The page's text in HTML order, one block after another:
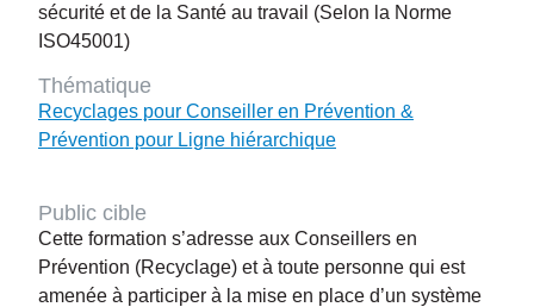
sécurité et de la Santé au travail (Selon la Norme
ISO45001)
Thématique
Recyclages pour Conseiller en Prévention &
Prévention pour Ligne hiérarchique
Public cible
Cette formation s’adresse aux Conseillers en
Prévention (Recyclage) et à toute personne qui est
amenée à participer à la mise en place d’un système